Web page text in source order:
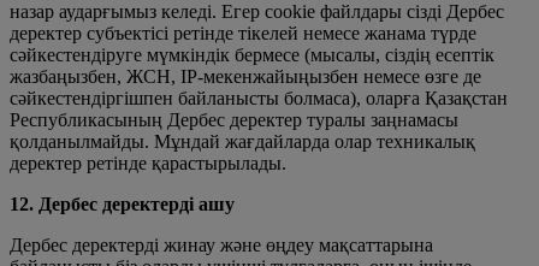
назар аударғымыз келеді. Егер cookie файлдары сізді Дербес
деректер субъектісі ретінде тікелей немесе жанама түрде
сәйкестендіруге мүмкіндік бермесе (мысалы, сіздің есептік
жазбаңызбен, ЖСН, IP-мекенжайыңызбен немесе өзге де
сәйкестендіргішпен байланысты болмаса), оларға Қазақстан
Республикасының Дербес деректер туралы заңнамасы
қолданылмайды. Мұндай жағдайларда олар техникалық
деректер ретінде қарастырылады.
12. Дербес деректерді ашу
Дербес деректерді жинау және өңдеу мақсаттарына